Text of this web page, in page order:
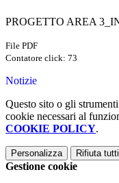
PROGETTO AREA
File PDF
Contatore click: 73
Notizie
Questo sito o gli
cookie necessari al
COOKIE POLICY.
Personalizza Rifiuta tutti
Gestione cookie